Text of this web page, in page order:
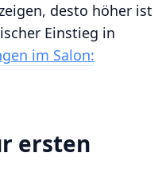
desto höher ist
Einstieg in
im Salon:
ersten